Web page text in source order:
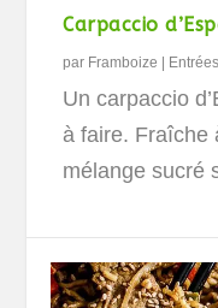
Carpaccio
par Framboize Entrées
Un carpaccio
à faire. Fraîche
mélange sucré